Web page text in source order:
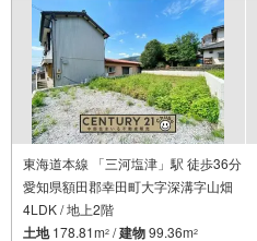
東海道本線 「三河塩津」駅 徒歩36分
愛知県額田郡幸田町大字深溝字山畑
4LDK / 地上2階
土地178.81m2 /建物99.36m2